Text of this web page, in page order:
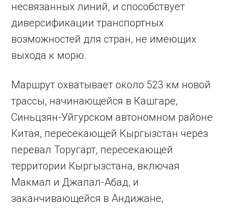
несвязанных линий, и способствует
диверсификации транспортных
возможностей для стран, не имеющих
выхода к морю.
Маршрут охватывает около 523 км новой
трассы, начинающейся в Кашгаре,
Синьцзян-Уйгурском автономном районе
Китая, пересекающей Кыргызстан через
перевал Торугарт, пересекающей
территории Кыргызстана, включая
Макмал и Джалал-Абад, и
заканчивающейся в Андижане,